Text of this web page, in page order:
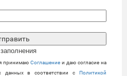
принимаю Cоглашение и даю согласие на
данных в соответствии с Политикой